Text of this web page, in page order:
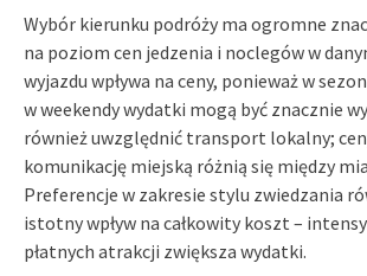
Wybór kierunku podróży ma ogromne
na poziom cen jedzenia i noclegów w
wyjazdu wpływa na ceny, ponieważ w
w weekendy wydatki mogą być znacznie
również uwzględnić transport lokalny;
komunikację miejską różnią się między
Preferencje w zakresie stylu zwiedzania
istotny wpływ na całkowity koszt –
płatnych atrakcji zwiększa wydatki.